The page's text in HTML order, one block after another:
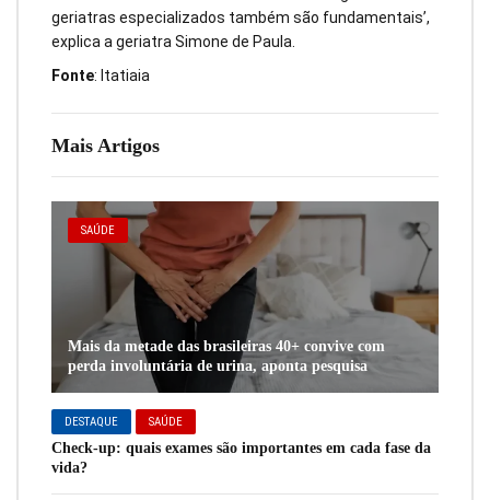
Mais Artigos
SAÚDE
Mais da metade das brasileiras 40+ convive com
perda involuntária de urina, aponta pesquisa
DESTAQUE SAÚDE
Check-up: quais exames são importantes em cada fase da
vida?
geriatras especializados também são fundamentais’,
explica a geriatra Simone de Paula.
Fonte: Itatiaia